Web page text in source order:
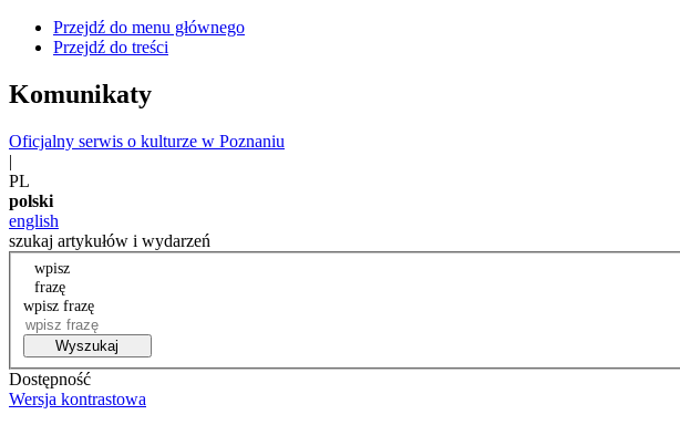
Przejdź do menu głównego
Przejdź do treści
Komunikaty
Oficjalny serwis o kulturze w Poznaniu
|
PL
polski
english
szukaj artykułów i wydarzeń
wpisz
frazę
wpisz frazę
Wyszukaj
Dostępność
Wersja kontrastowa